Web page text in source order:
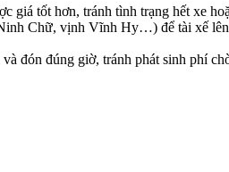
giá tốt hơn, tránh tình trạng hết xe
Chữ, vịnh Vĩnh Hy…) để tài xế
đón đúng giờ, tránh phát sinh phí